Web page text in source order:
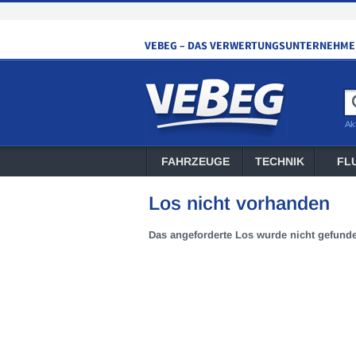
FAHRZEUGE TECHNIK
Los nicht vorhanden
Das angeforderte Los wurde nicht